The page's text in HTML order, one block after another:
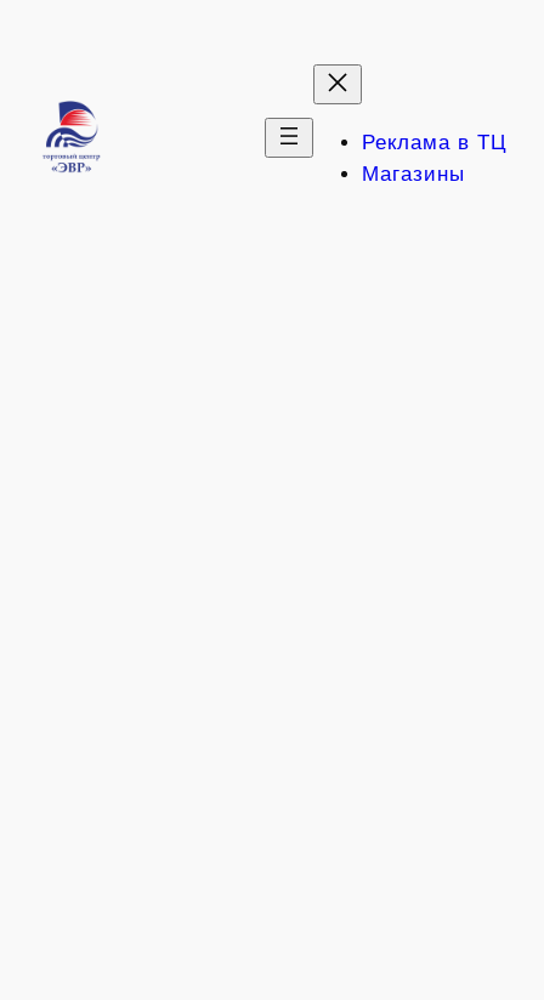
Реклама в ТЦ
Магазины